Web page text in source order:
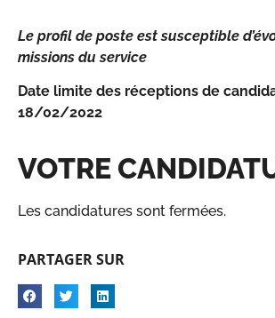
Le profil de poste est susceptible
missions du service
Date limite des réceptions de
18/02/2022
VOTRE
Les candidatures sont fermées.
PARTAGER SUR